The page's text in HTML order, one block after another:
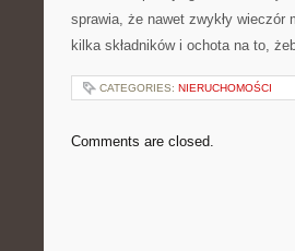
sprawia, że nawet zwykły
kilka składników i ochota na to,
CATEGORIES: NIERUCHOMOŚCI
Comments are closed.